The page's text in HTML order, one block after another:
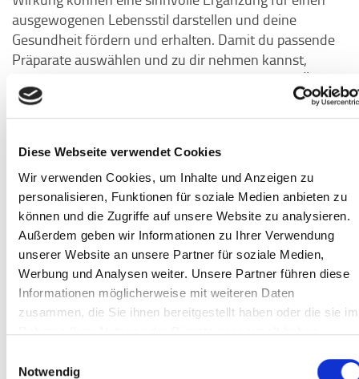
Diese Webseite verwendet Cookies
Wir verwenden Cookies, um Inhalte und Anzeigen zu
personalisieren, Funktionen für soziale Medien anbieten zu
können und die Zugriffe auf unsere Website zu analysieren.
Außerdem geben wir Informationen zu Ihrer Verwendung
unserer Website an unsere Partner für soziale Medien,
Werbung und Analysen weiter. Unsere Partner führen diese
Informationen möglicherweise mit weiteren Daten
zusammen, die Sie ihnen bereitgestellt haben oder die sie im
Notwendig
ausgewogenen Lebensstil darstellen und deine
Gesundheit fördern und erhalten. Damit du passende
Präparate auswählen und zu dir nehmen kannst,
empfehle ich dir immer dein Vorhaben mit einer Ärztin
oder einem Arzt zu besprechen.